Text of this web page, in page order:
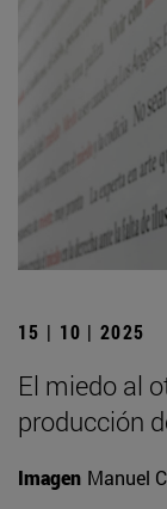
15 | 10 | 2025
El miedo al
producción
Imagen Manuel